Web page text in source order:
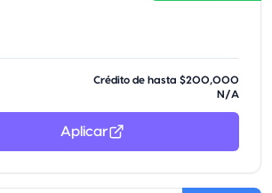
Crédito de hasta $200,000
N/A
Aplicar